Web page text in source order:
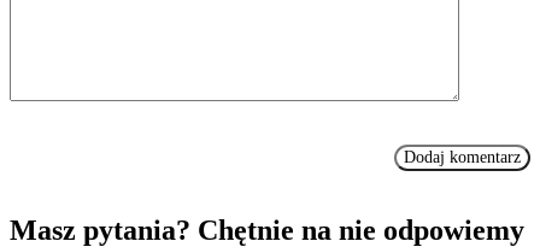
Masz pytania? Chętnie na nie odpowiemy